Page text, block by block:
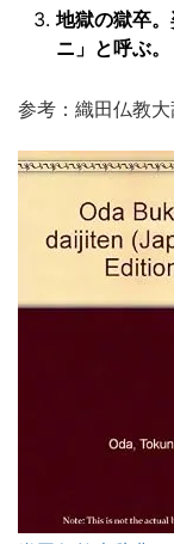
地獄の獄卒
ニ」と呼ぶ。
参考：織田仏教大